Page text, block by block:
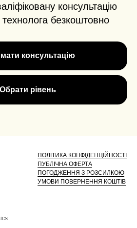
консультацію
технолога безкоштовно
консультацію
Обрати рівень
ПОЛІТИКА КОНФІДЕНЦІЙНОСТІ
ПУБЛІЧНА ОФЕРТА
ПОГОДЖЕННЯ З РОЗСИЛКОЮ
УМОВИ ПОВЕРНЕННЯ КОШТІВ